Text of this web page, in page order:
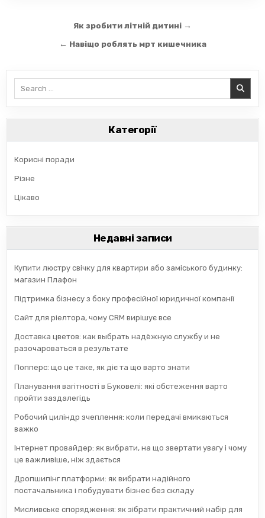
Навігація
записів
Як зробити літній дитині →
← Навіщо роблять мрт кишечника
Категорії
Корисні поради
Різне
Цікаво
Недавні записи
Купити люстру свічку для квартири або заміського будинку:
магазин Плафон
Підтримка бізнесу з боку професійної юридичної компанії
Сайт для ріелтора, чому CRM вирішує все
Доставка цветов: как выбрать надёжную службу и не
разочароваться в результате
Попперс: що це таке, як діє та що варто знати
Планування вагітності в Буковелі: які обстеження варто
пройти заздалегідь
Робочий циліндр зчеплення: коли передачі вмикаються
важко
Інтернет провайдер: як вибрати, на що звертати увагу і чому
це важливіше, ніж здається
Дропшипінг платформи: як вибрати надійного
постачальника і побудувати бізнес без складу
Мисливське спорядження: як зібрати практичний набір для